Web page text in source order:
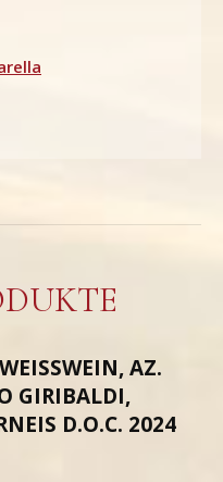
AZ.
GIRIBALDI,
D.O.C. 2024